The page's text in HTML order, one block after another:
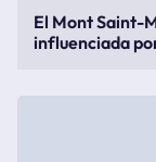
El Mont Saint-
influenciada